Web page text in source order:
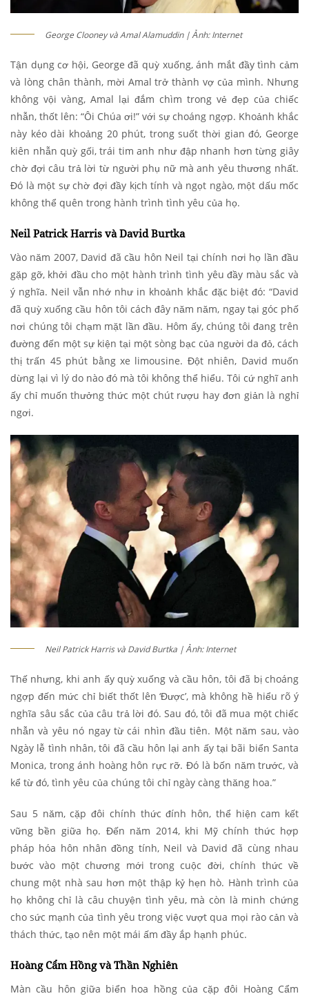
George Clooney và Amal Alamuddin | Ảnh: Internet
Tận dụng cơ hội, George đã quỳ xuống, ánh mắt đầy tình cảm
và lòng chân thành, mời Amal trở thành vợ của mình. Nhưng
không vội vàng, Amal lại đắm chìm trong vẻ đẹp của chiếc
nhẫn, thốt lên: “Ôi Chúa ơi!” với sự choáng ngợp. Khoảnh khắc
này kéo dài khoảng 20 phút, trong suốt thời gian đó, George
kiên nhẫn quỳ gối, trái tim anh như đập nhanh hơn từng giây
chờ đợi câu trả lời từ người phụ nữ mà anh yêu thương nhất.
Đó là một sự chờ đợi đầy kịch tính và ngọt ngào, một dấu mốc
không thể quên trong hành trình tình yêu của họ.
Neil Patrick Harris và David Burtka
Vào năm 2007, David đã cầu hôn Neil tại chính nơi họ lần đầu
gặp gỡ, khởi đầu cho một hành trình tình yêu đầy màu sắc và
ý nghĩa. Neil vẫn nhớ như in khoảnh khắc đặc biệt đó: “David
đã quỳ xuống cầu hôn tôi cách đây năm năm, ngay tại góc phố
nơi chúng tôi chạm mặt lần đầu. Hôm ấy, chúng tôi đang trên
đường đến một sự kiện tại một sòng bạc của người da đỏ, cách
thị trấn 45 phút bằng xe limousine. Đột nhiên, David muốn
dừng lại vì lý do nào đó mà tôi không thể hiểu. Tôi cứ nghĩ anh
ấy chỉ muốn thưởng thức một chút rượu hay đơn giản là nghỉ
ngơi.
Neil Patrick Harris và David Burtka | Ảnh: Internet
Thế nhưng, khi anh ấy quỳ xuống và cầu hôn, tôi đã bị choáng
ngợp đến mức chỉ biết thốt lên ‘Được’, mà không hề hiểu rõ ý
nghĩa sâu sắc của câu trả lời đó. Sau đó, tôi đã mua một chiếc
nhẫn và yêu nó ngay từ cái nhìn đầu tiên. Một năm sau, vào
Ngày lễ tình nhân, tôi đã cầu hôn lại anh ấy tại bãi biển Santa
Monica, trong ánh hoàng hôn rực rỡ. Đó là bốn năm trước, và
kể từ đó, tình yêu của chúng tôi chỉ ngày càng thăng hoa.”
Sau 5 năm, cặp đôi chính thức đính hôn, thể hiện cam kết
vững bền giữa họ. Đến năm 2014, khi Mỹ chính thức hợp
pháp hóa hôn nhân đồng tính, Neil và David đã cùng nhau
bước vào một chương mới trong cuộc đời, chính thức về
chung một nhà sau hơn một thập kỷ hẹn hò. Hành trình của
họ không chỉ là câu chuyện tình yêu, mà còn là minh chứng
cho sức mạnh của tình yêu trong việc vượt qua mọi rào cản và
thách thức, tạo nên một mái ấm đầy ắp hạnh phúc.
Hoàng Cẩm Hồng và Thần Nghiên
Màn cầu hôn giữa biển hoa hồng của cặp đôi Hoàng Cẩm